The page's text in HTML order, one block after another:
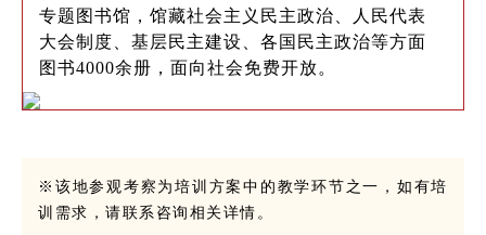
专题图书馆，馆藏社会主义民主政治、人民代表
大会制度、基层民主建设、各国民主政治等方面
图书4000余册，面向社会免费开放。
※该地参观考察为培训方案中的教学环节之一，如有培
训需求，请联系咨询相关详情。